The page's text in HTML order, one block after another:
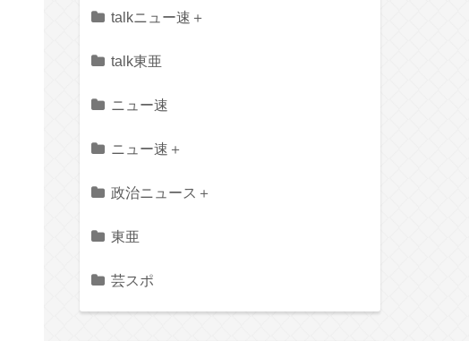
talkニュー速＋
talk東亜
ニュー速
ニュー速＋
政治ニュース＋
東亜
芸スポ